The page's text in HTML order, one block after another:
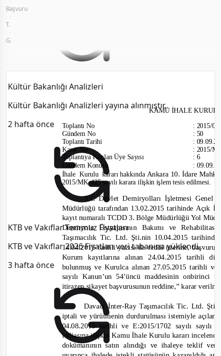
Kültür Bakanlığı Analizleri
Kültür Bakanlığı Analizleri yayına alınmıştır..
2 hafta önce
KTB ve Vakıflar Temmuz Fiyatları
KTB ve Vakıflar 2026 Fiyatları veri tabanına yüklendi.
3 hafta önce
Başvuru
·
T.
·
G.
·
T.C. Devlet Demiryolları İşletmesi Genel Müdürlüğü 3. Bölge Malzeme
KAMU İHALE
Toplantı No
Gündem No
: 2015/
: 50
Toplantı Tarihi
Karar No
Toplantıya Katılan Üye Sayısı
:
: 2015/
: 6
Gündem Konusu
:
İhale Kurulukararı hakkında Ankara 10. İdare
2015/MK-425 sayılı karara ilişkin işlem tesis edilmesi.
T.C Devlet Demiryolları İşletmesi
Müdürlüğü tarafından 13.02.2015 tarihinde Açık
kayıt numaralı TCDD 3. Bölge Müdürlüğü Yol
Demiryolu Üstyapısının Bakımı ve
Taşımacılık Tic. Ltd. Şti.nin 10.04.2015
14.04.2015 tarihli yazısı ile reddi üzerine,
Kurum kayıtlarına alınan 24.04.2015 tarihli
bulunmuş ve Kurulca alınan 27.05.2015 tarihli ve
sayılı Kanun’un 54’üncü maddesinin onbirinci
itirazen şikayet başvurusunun reddine,” karar
Davacı İnter-Ray Taşımacılık Tic. Ltd.
iptali ve yürütmenin durdurulması istemiyle
04.08.2015 tarihli ve E:2015/1702 sayılı sayılı
iddiasına ilişkin Kamu İhale Kurulu kararı
dokümanının satın alındığı ve ihaleye teklif